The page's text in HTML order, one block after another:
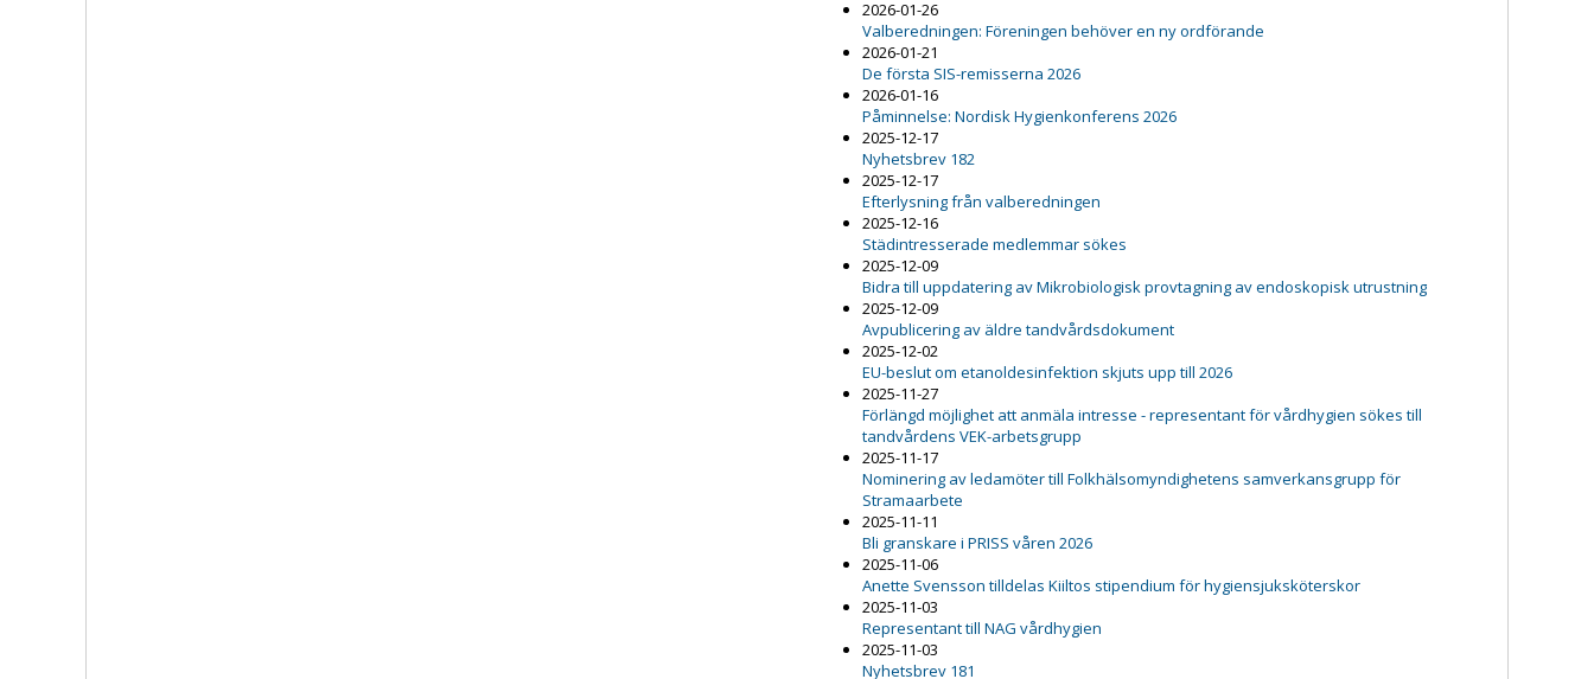
2026-01-26
Valberedningen: Föreningen behöver en ny ordförande
2026-01-21
De första SIS-remisserna 2026
2026-01-16
Påminnelse: Nordisk Hygienkonferens 2026
2025-12-17
Nyhetsbrev 182
2025-12-17
Efterlysning från valberedningen
2025-12-16
Städintresserade medlemmar sökes
2025-12-09
Bidra till uppdatering av Mikrobiologisk provtagning av endoskopisk utrustning
2025-12-09
Avpublicering av äldre tandvårdsdokument
2025-12-02
EU-beslut om etanoldesinfektion skjuts upp till 2026
2025-11-27
Förlängd möjlighet att anmäla intresse - representant för vårdhygien sökes till
tandvårdens VEK-arbetsgrupp
2025-11-17
Nominering av ledamöter till Folkhälsomyndighetens samverkansgrupp för
Stramaarbete
2025-11-11
Bli granskare i PRISS våren 2026
2025-11-06
Anette Svensson tilldelas Kiiltos stipendium för hygiensjuksköterskor
2025-11-03
Representant till NAG vårdhygien
2025-11-03
Nyhetsbrev 181